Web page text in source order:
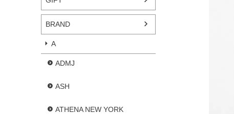
BRAND
A
ADMJ
ASH
ATHENA NEW YORK